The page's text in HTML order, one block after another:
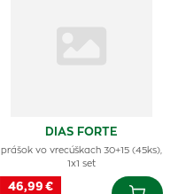
DIAS FORTE
prášok vo vrecúškach 30+15 (45ks),
1x1 set
46,99 €